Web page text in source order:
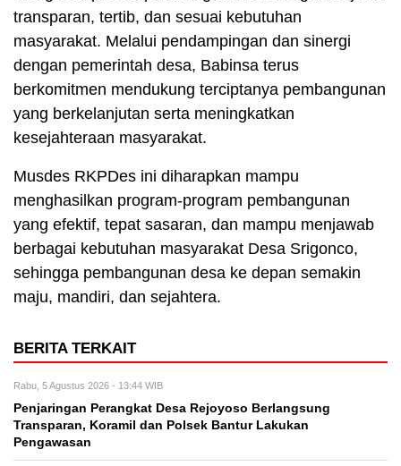
transparan, tertib, dan sesuai kebutuhan
masyarakat. Melalui pendampingan dan sinergi
dengan pemerintah desa, Babinsa terus
berkomitmen mendukung terciptanya pembangunan
yang berkelanjutan serta meningkatkan
kesejahteraan masyarakat.
Musdes RKPDes ini diharapkan mampu
menghasilkan program-program pembangunan
yang efektif, tepat sasaran, dan mampu menjawab
berbagai kebutuhan masyarakat Desa Srigonco,
sehingga pembangunan desa ke depan semakin
maju, mandiri, dan sejahtera.
BERITA TERKAIT
Rabu, 5 Agustus 2026 - 13:44 WIB
Penjaringan Perangkat Desa Rejoyoso Berlangsung
Transparan, Koramil dan Polsek Bantur Lakukan
Pengawasan